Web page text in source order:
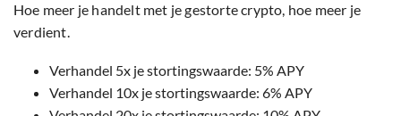
Hoe meer je handelt met je gestorte crypto, hoe meer je
verdient.
Verhandel 5x je stortingswaarde: 5% APY
Verhandel 10x je stortingswaarde: 6% APY